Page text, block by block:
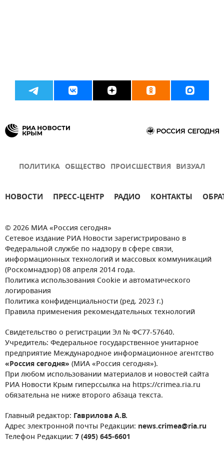
ПОЛИТИКА ОБЩЕСТВО ПРОИСШЕСТВИЯ ВИЗУАЛ
НОВОСТИ ПРЕСС-ЦЕНТР РАДИО КОНТАКТЫ
© 2026 МИА «Россия сегодня»
Сетевое издание РИА Новости зарегистрировано в
Федеральной службе по надзору в сфере связи,
информационных технологий и массовых коммуникаций
(Роскомнадзор) 08 апреля 2014 года.
Политика использования Cookie и автоматического
логирования
Политика конфиденциальности (ред. 2023 г.)
Правила применения рекомендательных технологий
Свидетельство о регистрации Эл № ФС77-57640.
Учредитель: Федеральное государственное унитарное
предприятие Международное информационное агентство
«Россия сегодня» (МИА «Россия сегодня»).
При любом использовании материалов и новостей сайта
РИА Новости Крым гиперссылка на https://crimea.ria.ru
обязательна не ниже второго абзаца текста.
Главный редактор: Гаврилова А.В.
Адрес электронной почты Редакции: news.crimea@ria.ru
Телефон Редакции: 7 (495) 645-6601